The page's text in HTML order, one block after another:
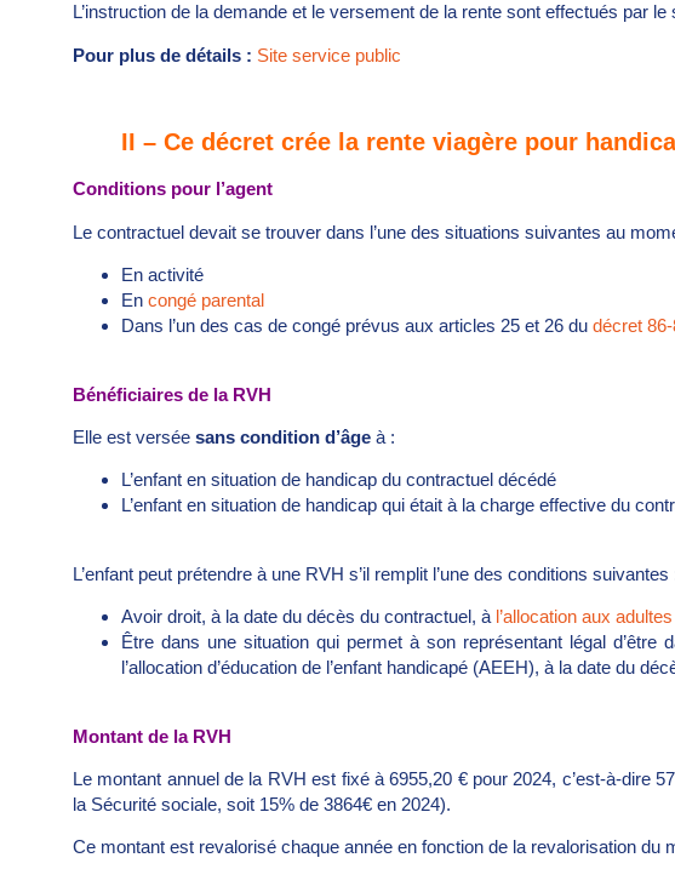
L’instruction de la demande et le versement de la rente sont effectués par le
Pour plus de détails : Site service public
II – Ce décret crée la rente viagère pour
Conditions pour l’agent
Le contractuel devait se trouver dans l’une des situations suivantes au
En activité
En congé parental
Dans l’un des cas de congé prévus aux articles 25 et 26 du décret
Bénéficiaires de la RVH
Elle est versée sans condition d’âge à :
L’enfant en situation de handicap du contractuel décédé
L’enfant en situation de handicap qui était à la charge effective du
L’enfant peut prétendre à une RVH s’il remplit l’une des conditions suivantes
Avoir droit, à la date du décès du contractuel, à l’allocation aux
Être dans une situation qui permet à son représentant légal d’être
l’allocation d’éducation de l’enfant handicapé (AEEH), à la date du
Montant de la RVH
Le montant annuel de la RVH est fixé à 6955,20 € pour 2024, c’est-à-dire
la Sécurité sociale, soit 15% de 3864€ en 2024).
Ce montant est revalorisé chaque année en fonction de la revalorisation du